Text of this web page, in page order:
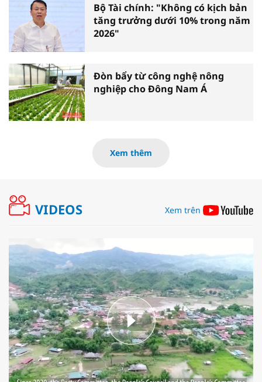
Bộ Tài chính: "Không có kịch bản
tăng trưởng dưới 10% trong năm
2026"
Đòn bẩy từ công nghệ nông
nghiệp cho Đông Nam Á
Xem thêm
VIDEOS Xem trên